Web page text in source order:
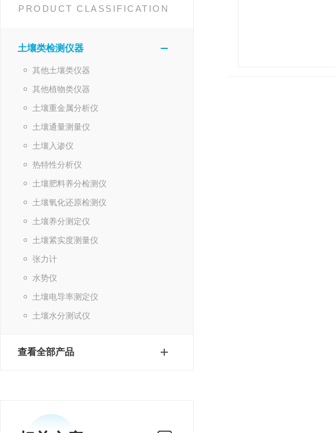
PRODUCT CLASSIFICATION
土壤类检测仪器
其他土壤类仪器
其他植物类仪器
土壤重金属分析仪
土壤通量测量仪
土壤入渗仪
热特性分析仪
土壤肥料养分检测仪
土壤氧化还原检测仪
土壤养分测定仪
土壤紧实度测量仪
张力计
水势仪
土壤电导率测定仪
土壤水分测试仪
查看全部产品